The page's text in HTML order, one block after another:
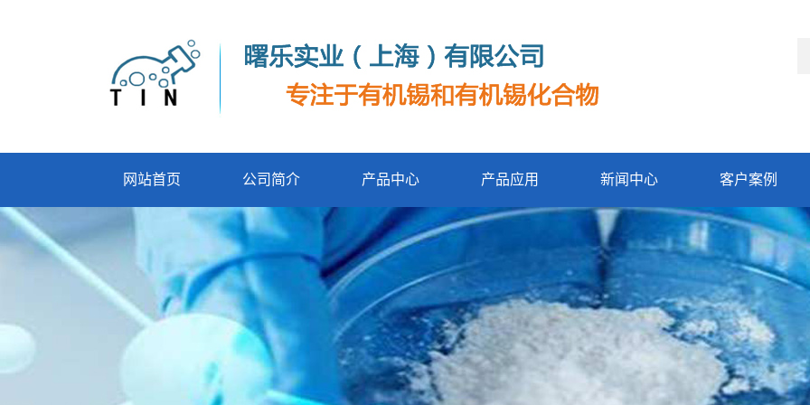
网站首页 公司简介 产品中心 产品应用 新闻中心 客户案例